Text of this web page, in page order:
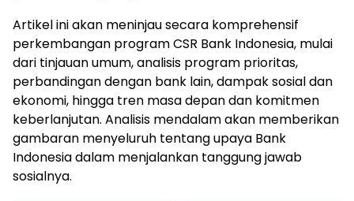
Artikel ini akan meninjau secara komprehensif
perkembangan program CSR Bank Indonesia, mulai
dari tinjauan umum, analisis program prioritas,
perbandingan dengan bank lain, dampak sosial dan
ekonomi, hingga tren masa depan dan komitmen
keberlanjutan. Analisis mendalam akan memberikan
gambaran menyeluruh tentang upaya Bank
Indonesia dalam menjalankan tanggung jawab
sosialnya.